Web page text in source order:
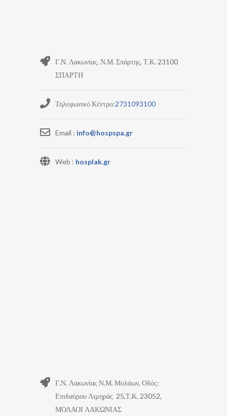
Γ.Ν. Λακωνίας, Ν.Μ. Σπάρτης, Τ.Κ. 23100
ΣΠΑΡΤΗ
Τηλεφωνικό Κέντρο:2731093100
Email : info@hospspa.gr
Web : hosplak.gr
Γ.Ν. Λακωνίας Ν.Μ. Μολάων, Οδός:
Επιδαύρου Λιμηράς 25,Τ.Κ. 23052,
ΜΟΛΑΟΙ ΛΑΚΩΝΙΑΣ